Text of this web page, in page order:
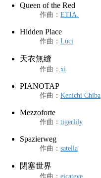
Queen of the Red
作曲 ： ETIA.
Hidden Place
作曲 ： Luci
天衣無縫
作曲 ： xi
PIANOTAP
作曲 ： Kenichi Chiba
Mezzoforte
作曲 ： tigerlily
Spazierweg
作曲 ： satella
閉塞世界
作曲 ： eicateve